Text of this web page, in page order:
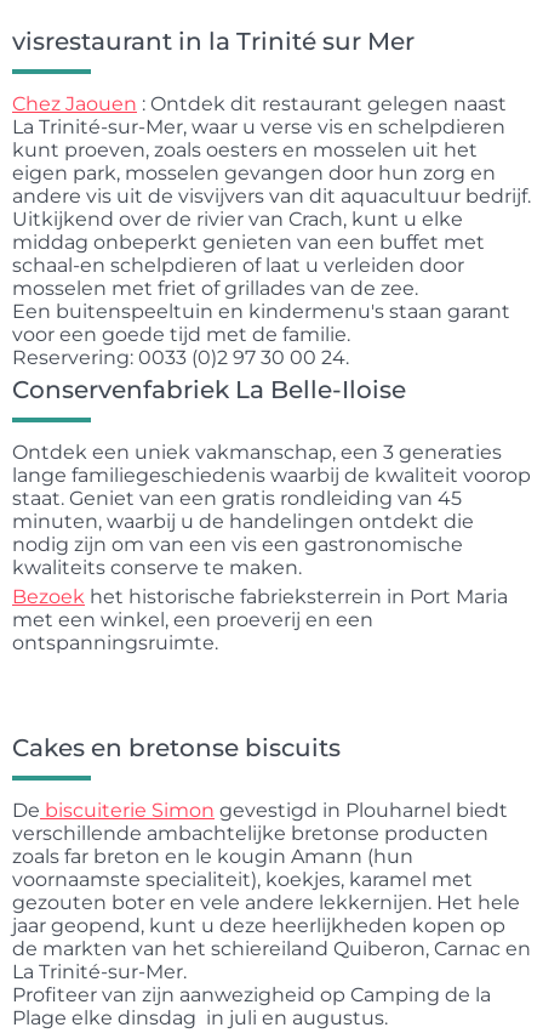
visrestaurant in la Trinité sur Mer
Chez Jaouen : Ontdek dit restaurant gelegen naast
La Trinité-sur-Mer, waar u verse vis en schelpdieren
kunt proeven, zoals oesters en mosselen uit het
eigen park, mosselen gevangen door hun zorg en
andere vis uit de visvijvers van dit aquacultuur bedrijf.
Uitkijkend over de rivier van Crach, kunt u elke
middag onbeperkt genieten van een buffet met
schaal-en schelpdieren of laat u verleiden door
mosselen met friet of grillades van de zee.
Een buitenspeeltuin en kindermenu's staan garant
voor een goede tijd met de familie.
Reservering: 0033 (0)2 97 30 00 24.
Conservenfabriek La Belle-Iloise
Ontdek een uniek vakmanschap, een 3 generaties
lange familiegeschiedenis waarbij de kwaliteit voorop
staat. Geniet van een gratis rondleiding van 45
minuten, waarbij u de handelingen ontdekt die
nodig zijn om van een vis een gastronomische
kwaliteits conserve te maken.
Bezoek het historische fabrieksterrein in Port Maria
met een winkel, een proeverij en een
ontspanningsruimte.
Cakes en bretonse biscuits
De biscuiterie Simon gevestigd in Plouharnel biedt
verschillende ambachtelijke bretonse producten
zoals far breton en le kougin Amann (hun
voornaamste specialiteit), koekjes, karamel met
gezouten boter en vele andere lekkernijen. Het hele
jaar geopend, kunt u deze heerlijkheden kopen op
de markten van het schiereiland Quiberon, Carnac en
La Trinité-sur-Mer.
Profiteer van zijn aanwezigheid op Camping de la
Plage elke dinsdag in juli en augustus.